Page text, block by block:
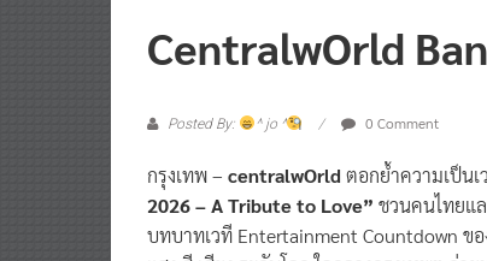
CentralwOrld
ตอกย้ำความเป็น
2026 – A Tribute to Love”ชวนคนไทยแ
บทบาทเวที Entertainment Countdown ข
แสง สี เสียง ระดับโลก ใจกลางกรุงเทพฯ ถ่